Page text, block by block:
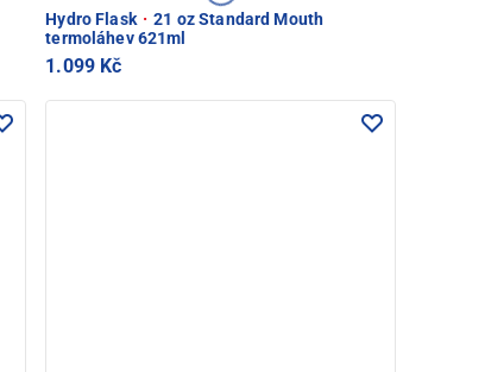
Hydro Flask · 21 oz Standard Mouth
termoláhev 621ml
1.099 Kč